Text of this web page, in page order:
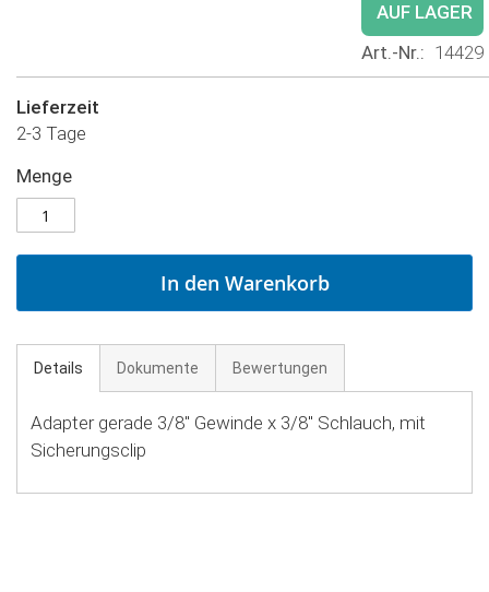
AUF LAGER
Art.-Nr.
14429
Lieferzeit
2-3 Tage
Menge
In den Warenkorb
Details Dokumente Bewertungen
Adapter gerade 3/8" Gewinde x 3/8" Schlauch, mit
Sicherungsclip